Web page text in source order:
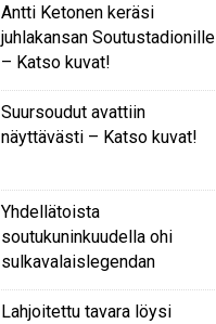
Antti Ketonen keräsi
juhlakansan Soutustadionille
– Katso kuvat!
Suursoudut avattiin
näyttävästi – Katso kuvat!
Yhdellätoista
soutukuninkuudella ohi
sulkavalaislegendan
Lahjoitettu tavara löysi